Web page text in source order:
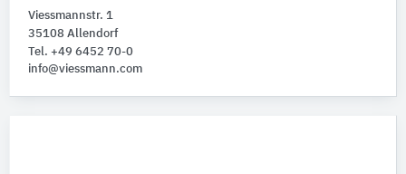
Viessmannstr. 1
35108 Allendorf
Tel. +49 6452 70-0
info@viessmann.com